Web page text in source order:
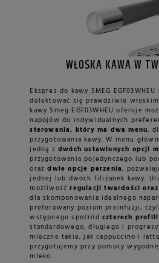
WŁOSKA KAWA W
Ekspres do kawy SMEG
delektować się prawdziwie
kawy Smeg EGF03WHEU oferuje
napojów do indywidualnych
sterowania, który ma dwa menu,
przygotowania kawy. W menu
jedną z dwóch ustawionych opcji
przygotowania pojedynczego lub
orazdwie opcje parzenia,
jednej lub dwóch filiżanek kawy.
możliwośćregulacji twardości
dla skomponowania idealnego
preferowany poziom preinfuzji,
wstępnego spośród czterech
standardowego, długiego i
mleczne takie, jak cappuccino i
przygotujemy przy pomocy
mleko.